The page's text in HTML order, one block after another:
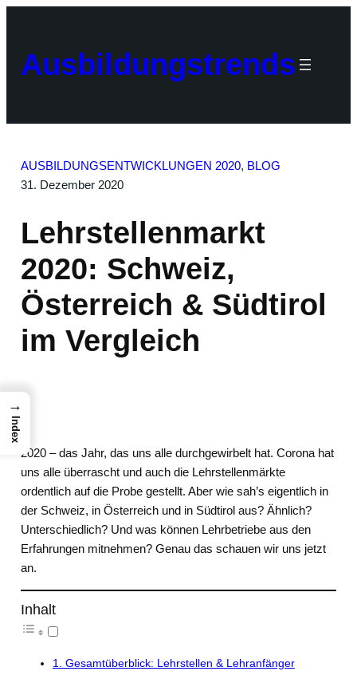
springen
Ausbildungstrends
AUSBILDUNGSENTWICKLUNGEN 2020, BLOG
31. Dezember 2020
Lehrstellenmarkt
2020: Schweiz,
Österreich & Südtirol
im Vergleich
2020 – das Jahr, das uns alle durchgewirbelt hat. Corona hat
uns alle überrascht und auch die Lehrstellenmärkte
ordentlich auf die Probe gestellt. Aber wie sah’s eigentlich in
der Schweiz, in Österreich und in Südtirol aus? Ähnlich?
Unterschiedlich? Und was können Lehrbetriebe aus den
Erfahrungen mitnehmen? Genau das schauen wir uns jetzt
an.
Inhalt
1. Gesamtüberblick: Lehrstellen & Lehranfänger
→
Index